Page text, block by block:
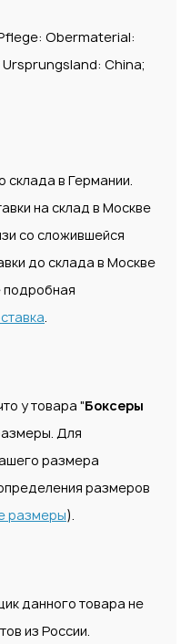
Obermaterial:
Ursprungsland: China;
склада в Германии.
на склад в Москве
со сложившейся
до склада в Москве
подробная
.
у товара "Боксеры
Для
размера
размеров
размеры).
данного товара не
из России.